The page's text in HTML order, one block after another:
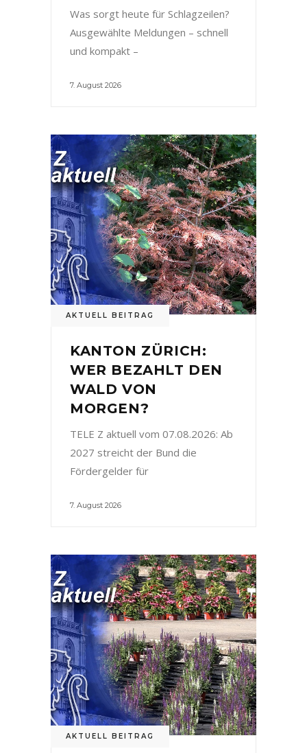
Was sorgt heute für Schlagzeilen?
Ausgewählte Meldungen – schnell
und kompakt –
7. August 2026
AKTUELL BEITRAG
KANTON ZÜRICH:
WER BEZAHLT DEN
WALD VON
MORGEN?
TELE Z aktuell vom 07.08.2026: Ab
2027 streicht der Bund die
Fördergelder für
7. August 2026
AKTUELL BEITRAG